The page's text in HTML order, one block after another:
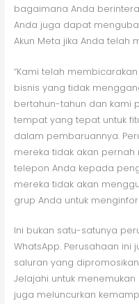
bagaimana Anda
Anda juga dapat
Akun Meta jika Anda telah
“Kami telah
bisnis yang tidak
bertahun-tahun dan kami
tempat yang tepat untuk
dalam pembaruannya.
mereka tidak akan
telepon Anda kepada
mereka tidak akan
grup Anda untuk
Ini bukan satu-satunya
WhatsApp. Perusahaan
saluran yang
Jelajahi untuk menemukan
juga meluncurkan